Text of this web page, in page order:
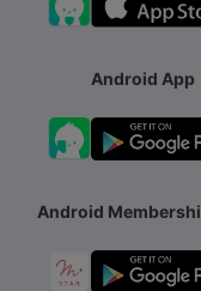
Android App
Android